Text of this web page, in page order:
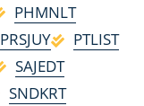
PHMNLT
PRSJUY
PTLIST
SAJEDT
SNDKRT